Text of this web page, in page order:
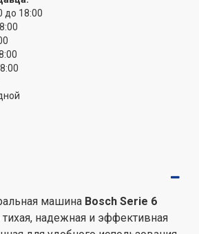
хлопка, синтетики,
шелка и шерсти, а также
Опция
продолжительность стирки до
Машина контролирует
включают в себя загрузочный
с углом открывания 130°,
крюком замка,
до 18:00
машина Bosch Serie 6
тихая, надежная и эффективная